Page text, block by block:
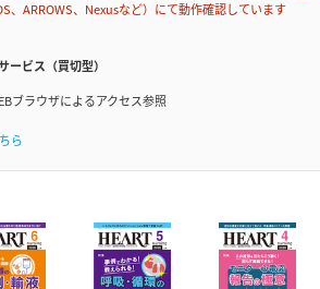
、ARROWS、Nexusなど）にて動作確認しています
ービス（買切型）
ブラウザによるアクセス参照
ら